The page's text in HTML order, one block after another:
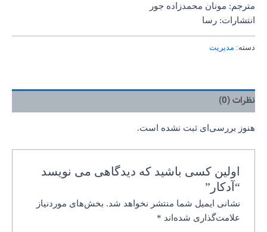
مترجم: مونان محمدزاده جور
انتشارات: رسا
دسته: مدیریت
نظرات (0)
هنوز بررسی‌ای ثبت نشده است.
اولین کسی باشید که دیدگاهی می نویسد
“آدکار”
نشانی ایمیل شما منتشر نخواهد شد. بخش‌های موردنیاز
علامت‌گذاری شده‌اند *